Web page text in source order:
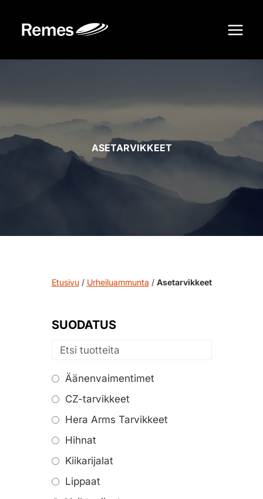
sisältöön
ASETARVIKKEET
Etusivu/ Urheiluammunta / Asetarvikkeet
SUODATUS
Äänenvaimentimet
CZ-tarvikkeet
Hera Arms Tarvikkeet
Hihnat
Kiikarijalat
Lippaat